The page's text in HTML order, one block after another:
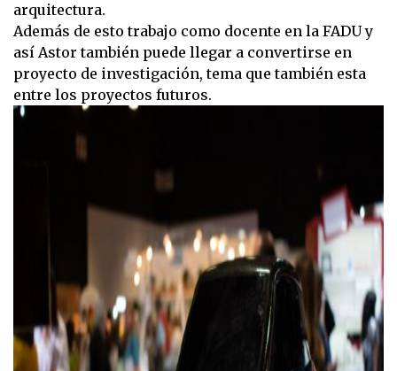
arquitectura.
Además de esto trabajo como docente en la FADU y
así Astor también puede llegar a convertirse en
proyecto de investigación, tema que también esta
entre los proyectos futuros.